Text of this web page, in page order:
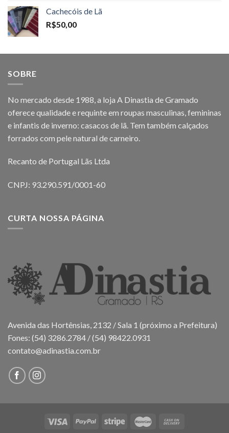
Cachecóis de Lã
R$50,00
SOBRE
No mercado desde 1988, a loja A Dinastia de Gramado
oferece qualidade e requinte em roupas masculinas, femininas
e infantis de inverno: casacos de lã. Tem também calçados
forrados com pele natural de carneiro.
Recanto de Portugal Lãs Ltda
CNPJ: 93.290.591/0001-60
CURTA NOSSA PÁGINA
Avenida das Hortênsias, 2132 / Sala 1 (próximo a Prefeitura)
Fones: (54) 3286.2784 / (54) 98422.0931
contato@adinastia.com.br